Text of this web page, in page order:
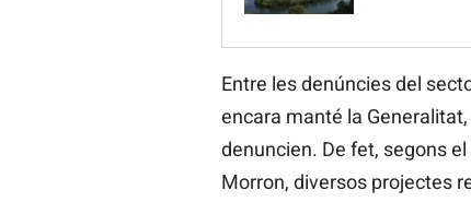
Entre les denúncies del
encara manté la
denuncien. De fet, segons
Morron, diversos projectes